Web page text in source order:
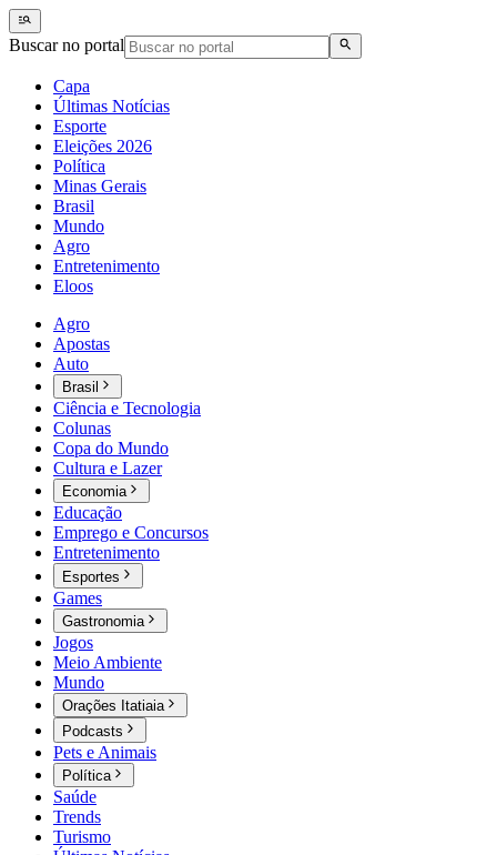
Buscar no portal
Capa
Últimas Notícias
Esporte
Eleições 2026
Política
Minas Gerais
Brasil
Mundo
Agro
Entretenimento
Eloos
Agro
Apostas
Auto
Brasil
Ciência e Tecnologia
Colunas
Copa do Mundo
Cultura e Lazer
Economia
Educação
Emprego e Concursos
Entretenimento
Esportes
Games
Gastronomia
Jogos
Meio Ambiente
Mundo
Orações Itatiaia
Podcasts
Pets e Animais
Política
Saúde
Trends
Turismo